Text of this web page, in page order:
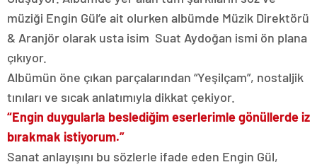
müziği Engin Gül’e ait olurken albümde Müzik Direktörü
& Aranjör olarak usta isim Suat Aydoğan ismi ön plana
çıkıyor.
Albümün öne çıkan parçalarından “Yeşilçam”, nostaljik
tınıları ve sıcak anlatımıyla dikkat çekiyor.
“Engin duygularla beslediğim eserlerimle gönüllerde iz
bırakmak istiyorum.”
Sanat anlayışını bu sözlerle ifade eden Engin Gül,